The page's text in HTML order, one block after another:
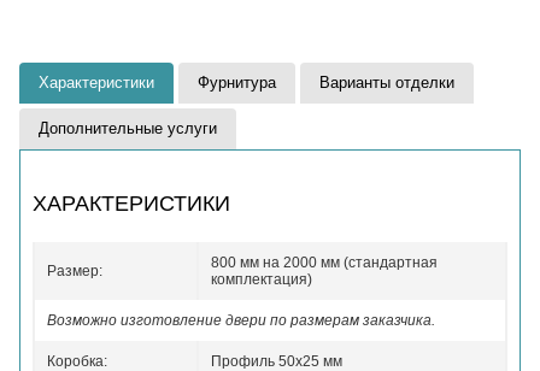
Характеристики Фурнитура Варианты отделки
Дополнительные услуги
ХАРАКТЕРИСТИКИ
Размер:
800 мм на 2000 мм (стандартная
комплектация)
Возможно изготовление двери по размерам заказчика.
Коробка: Профиль 50x25 мм